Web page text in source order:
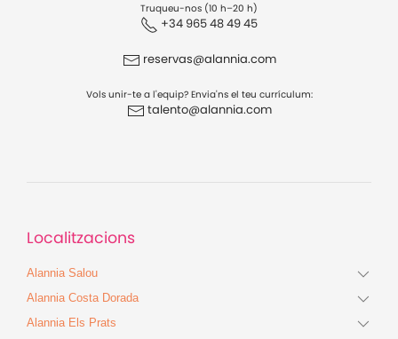
Truqueu-nos (10 h–20 h)
+34 965 48 49 45
reservas@alannia.com
Vols unir-te a l'equip? Envia'ns el teu currículum:
talento@alannia.com
Localitzacions
Alannia Salou
Alannia Costa Dorada
Alannia Els Prats